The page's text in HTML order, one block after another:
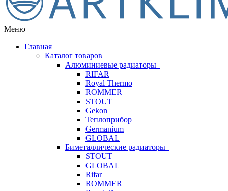
Меню
Главная
Каталог товаров
Алюминиевые радиаторы
RIFAR
Royal Thermo
ROMMER
STOUT
Gekon
Теплоприбор
Germanium
GLOBAL
Биметаллические радиаторы
STOUT
GLOBAL
Rifar
ROMMER